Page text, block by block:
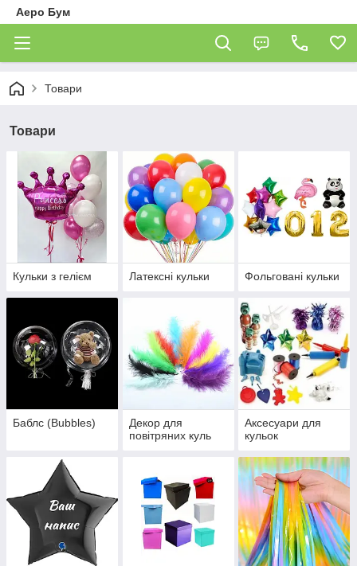
Аеро Бум
Товари
Товари
Кульки з гелієм Латексні кульки Фольговані кульки
Баблс (Bubbles)
Декор для
повітряних куль
Аксесуари для
кульок